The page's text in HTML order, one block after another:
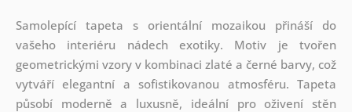
Samolepící tapeta s orientální mozaikou přináší do
vašeho interiéru nádech exotiky. Motiv je tvořen
geometrickými vzory v kombinaci zlaté a černé barvy, což
vytváří elegantní a sofistikovanou atmosféru. Tapeta
působí moderně a luxusně, ideální pro oživení stěn